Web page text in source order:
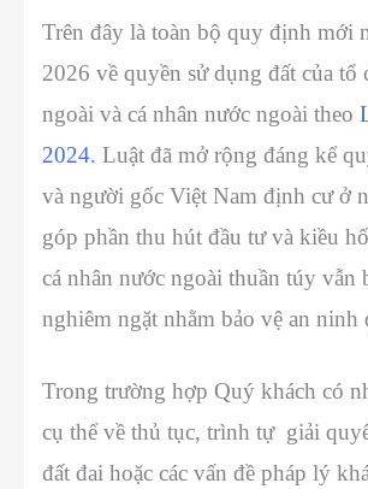
Trên đây là toàn bộ quy định mới
2026 về quyền sử dụng đất của tổ
ngoài và cá nhân nước ngoài theo
2024. Luật đã mở rộng đáng kể
và người gốc Việt Nam định cư ở
góp phần thu hút đầu tư và kiều
cá nhân nước ngoài thuần túy vẫn
nghiêm ngặt nhằm bảo vệ an ninh
Trong trường hợp Quý khách có
cụ thể về thủ tục, trình tự giải
đất đai hoặc các vấn đề pháp lý